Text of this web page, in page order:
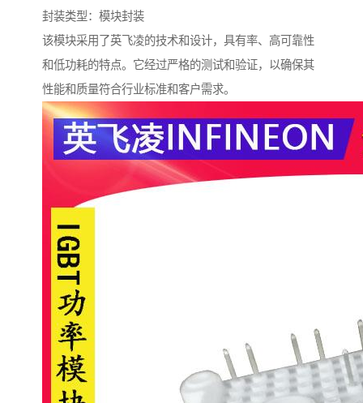
封装类型：模块封装
该模块采用了英飞凌的技术和设计，具有率、高可靠性
和低功耗的特点。它经过严格的测试和验证，以确保其
性能和质量符合行业标准和客户需求。